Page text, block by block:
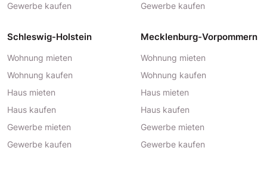
Gewerbe kaufen
Gewerbe kaufen
Schleswig-Holstein
Wohnung mieten
Wohnung kaufen
Haus mieten
Haus kaufen
Gewerbe mieten
Gewerbe kaufen
Mecklenburg-Vorpommern
Wohnung mieten
Wohnung kaufen
Haus mieten
Haus kaufen
Gewerbe mieten
Gewerbe kaufen